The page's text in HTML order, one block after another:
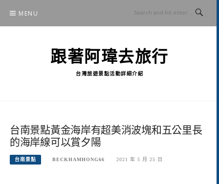
content
MENU
跟著阿瑋去旅行
台灣旅遊景點活動詳細介紹
台南景點黃金海岸有超美消波塊和五公里長
的海岸線可以賞夕陽
台南景點 BECKHAMHONG66 2021 年 5 月 25 日